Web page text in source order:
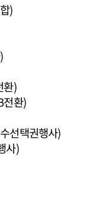
)
환)
전환)
선택권행사)
사)